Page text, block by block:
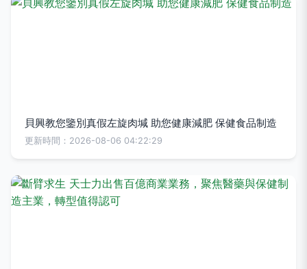
貝興教您鑒別真假左旋肉堿 助您健康減肥 保健食品制造
更新時間：2026-08-06 04:22:29